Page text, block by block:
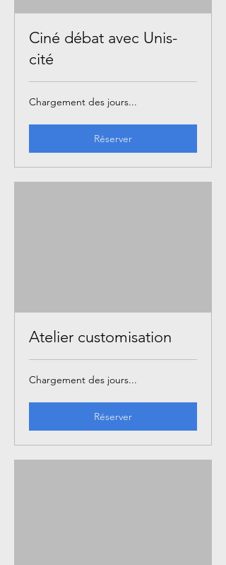
Ciné débat avec Unis-
cité
Chargement des jours...
Réserver
Atelier customisation
Chargement des jours...
Réserver